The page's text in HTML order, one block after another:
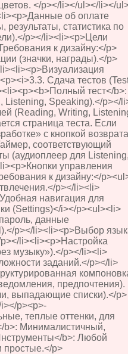
</p></li></ul></li></
об оплате
статистика по
p></li><li><p>Цели
к дизайну:</p>
(значки, награды).</p>
Сдача тестов
тест</b>:
Listening, Speaking).</p></
(Reading, Writing,
страница теста. Если
с кнопкой возврата
соответствующий
(аудиоплеер для Listening,
управления
к дизайну:</
p></li><li>
навигация для
(Settings)</i></p><ul><li>
данные
p></li><li><p>Выбор
li><li><p>Настройка
музыку»).</p></li><li>
заданий.</p></li>
предпочтения).
выпадающие списки).</p>
p><p>-
теплые оттенки, для
b>: Минималистичный,
b>: Любой
p>